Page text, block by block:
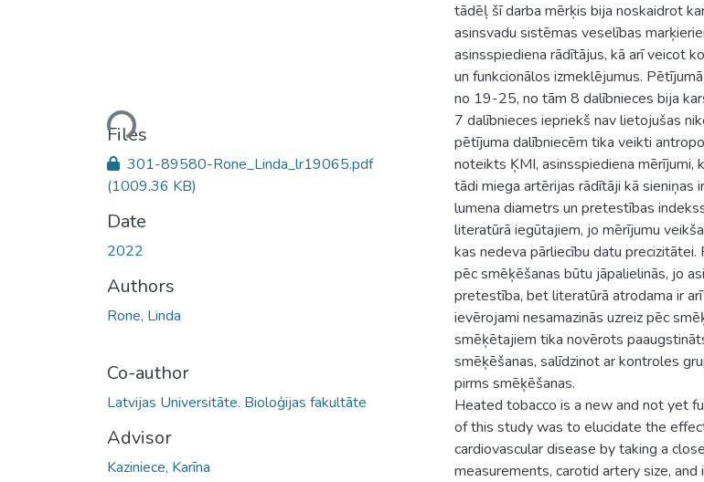
Loading...
Files
301-89580-Rone_Linda_lr19065.pdf
(1009.36 KB)
Date
2022
Authors
Rone, Linda
Co-author
Latvijas Universitāte. Bioloģijas fakultāte
Advisor
Kaziniece, Karīna
tādēļ šī darba mērķis bija noskaidrot
asinsvadu sistēmas veselības
asinsspiediena rādītājus, kā arī veicot
un funkcionālos izmeklējumus.
no 19-25, no tām 8 dalībnieces bija
7 dalībnieces iepriekš nav lietojušas
pētījuma dalībniecēm tika veikti
noteikts ĶMI, asinsspiediena mērījumi,
tādi miega artērijas rādītāji kā sieniņas
lumena diametrs un pretestības
literatūrā iegūtajiem, jo mērījumu
kas nedeva pārliecību datu
pēc smēķēšanas būtu jāpalielinās, jo
pretestība, bet literatūrā atrodama ir
ievērojami nesamazinās uzreiz pēc
smēķētajiem tika novērots
smēķēšanas, salīdzinot ar kontroles
pirms smēķēšanas.
Heated tobacco is a new and not yet
of this study was to elucidate the
cardiovascular disease by taking a
measurements, carotid artery size,